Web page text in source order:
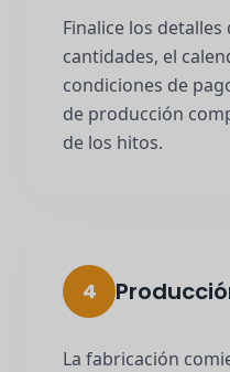
Finalice los detalles
cantidades, el
condiciones de
de producción
de los hitos.
4
La fabricación